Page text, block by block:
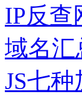
IP反查
域名汇
JS七